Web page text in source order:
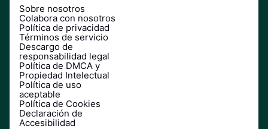
Sobre nosotros
Colabora con nosotros
Política de privacidad
Términos de servicio
Descargo de
responsabilidad legal
Política de DMCA y
Propiedad Intelectual
Política de uso
aceptable
Política de Cookies
Declaración de
Accesibilidad